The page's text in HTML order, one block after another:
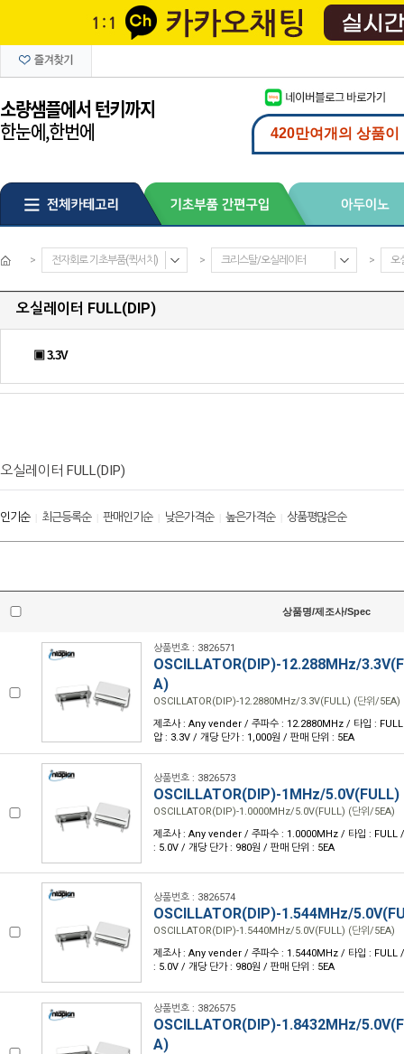
> 전자회로 기초부품(퀵서치) > 크리스탈/오실레이터 > 오
오실레이터 FULL(DIP)
▣ 3.3V
오실레이터 FULL(DIP)
인기순| 최근등록순| 판매인기순| 낮은가격순| 높은가격순| 상품평많은순
상품명/제조사/Spec
상품번호 : 3826571
OSCILLATOR(DIP)-12.288MHz/
A)
OSCILLATOR(DIP)-12.2880MHz/3.3V(FULL) (단위/5EA)
제조사 : Any vender / 주파수 : 12.2880MHz / 타입 :
압 : 3.3V / 개당 단가 : 1,000원 / 판매 단위 : 5EA
상품번호 : 3826573
OSCILLATOR(DIP)-1MHz/5.0V(FULL)
OSCILLATOR(DIP)-1.0000MHz/5.0V(FULL) (단위/5EA)
제조사 : Any vender / 주파수 : 1.0000MHz / 타입 : FULL
: 5.0V / 개당 단가 : 980원 / 판매 단위 : 5EA
상품번호 : 3826574
OSCILLATOR(DIP)-1.544MHz/
OSCILLATOR(DIP)-1.5440MHz/5.0V(FULL) (단위/5EA)
제조사 : Any vender / 주파수 : 1.5440MHz / 타입 : FULL
: 5.0V / 개당 단가 : 980원 / 판매 단위 : 5EA
상품번호 : 3826575
OSCILLATOR(DIP)-1.8432MHz/
A)